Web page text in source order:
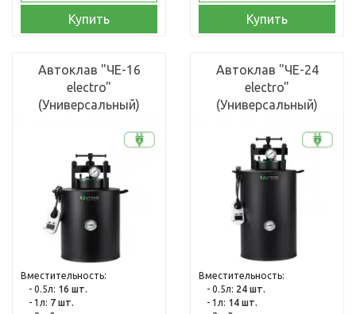
Купить Купить
Автоклав "ЧЕ-16
electro"
(Универсальный)
Вместительность:
- 0.5л: 16 шт.
- 1л: 7 шт.
Автоклав "ЧЕ-24
electro"
(Универсальный)
Вместительность:
- 0.5л: 24 шт.
- 1л: 14 шт.